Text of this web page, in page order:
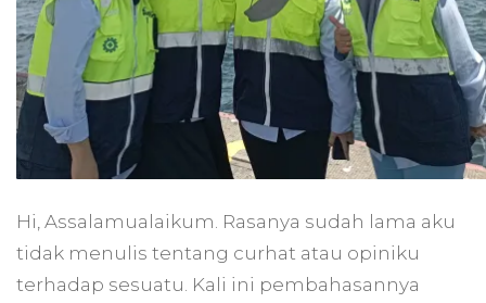
Hi, Assalamualaikum. Rasanya sudah lama aku
tidak menulis tentang curhat atau opiniku
terhadap sesuatu. Kali ini pembahasannya